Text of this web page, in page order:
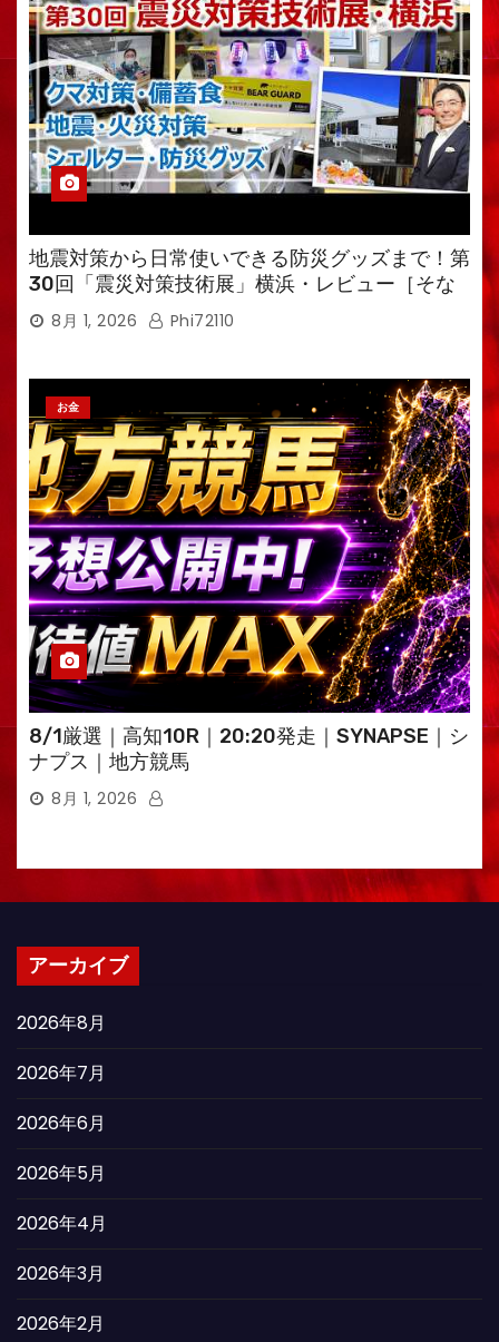
地震対策から日常使いできる防災グッズまで！第
30回「震災対策技術展」横浜・レビュー［そな
えるTV・高荷智也］
8月 1, 2026 Phi72110
お金
8/1厳選｜高知10R｜20:20発走｜SYNAPSE｜シ
ナプス｜地方競馬
8月 1, 2026
アーカイブ
2026年8月
2026年7月
2026年6月
2026年5月
2026年4月
2026年3月
2026年2月